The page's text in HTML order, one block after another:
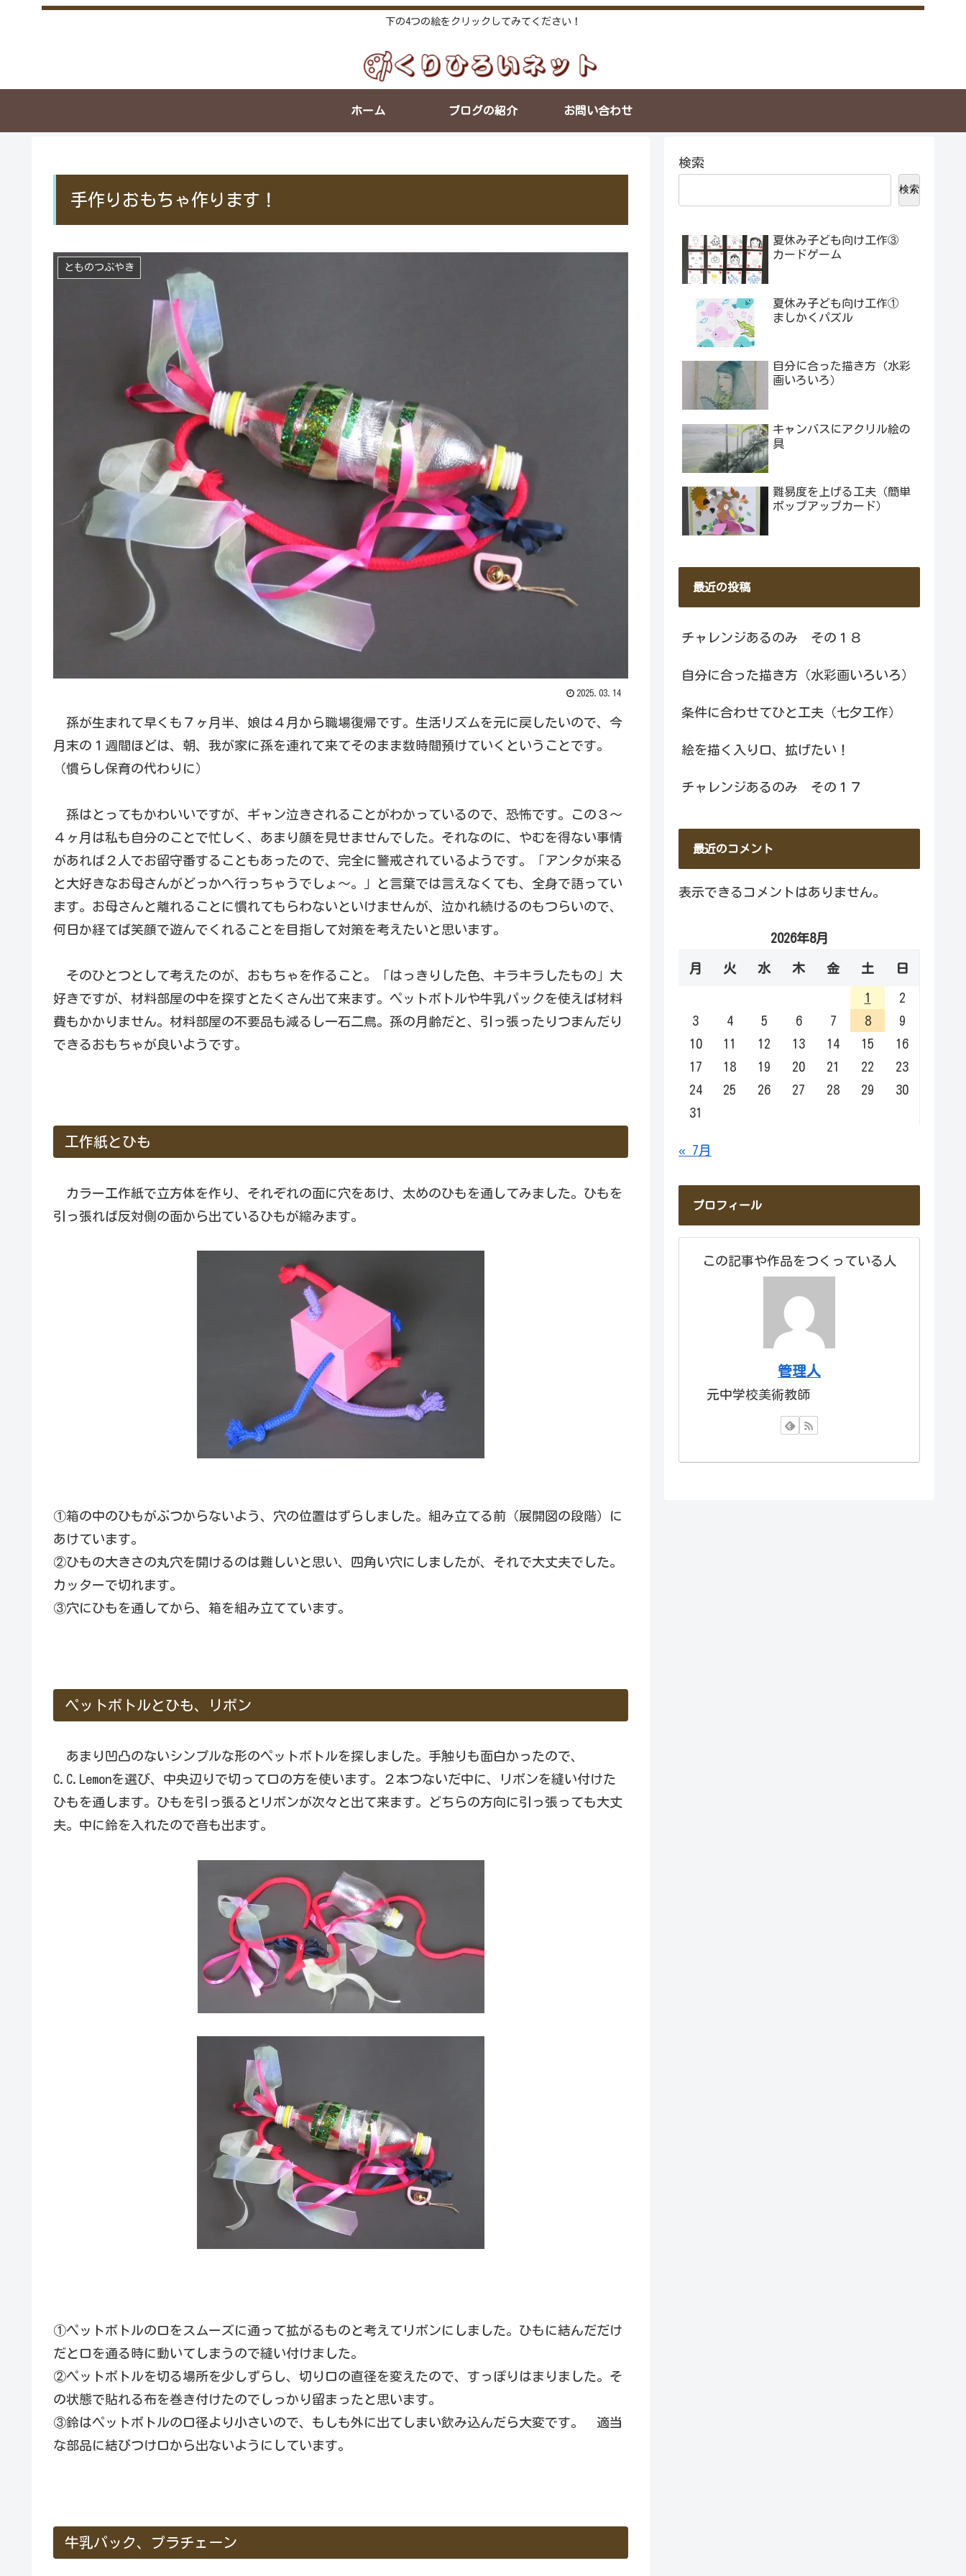
下の4つの絵をクリックしてみてください！
ホーム ブログの紹介 お問い合わせ
手作りおもちゃ作ります！
とものつぶやき
2025.03.14
孫が生まれて早くも７ヶ月半、娘は４月から職場復帰です。生活リズムを元に戻したいので、今
月末の１週間ほどは、朝、我が家に孫を連れて来てそのまま数時間預けていくということです。
（慣らし保育の代わりに）
孫はとってもかわいいですが、ギャン泣きされることがわかっているので、恐怖です。この３～
４ヶ月は私も自分のことで忙しく、あまり顔を見せませんでした。それなのに、やむを得ない事情
があれば２人でお留守番することもあったので、完全に警戒されているようです。「アンタが来る
と大好きなお母さんがどっかへ行っちゃうでしょ～。」と言葉では言えなくても、全身で語ってい
ます。お母さんと離れることに慣れてもらわないといけませんが、泣かれ続けるのもつらいので、
何日か経てば笑顔で遊んでくれることを目指して対策を考えたいと思います。
そのひとつとして考えたのが、おもちゃを作ること。「はっきりした色、キラキラしたもの」大
好きですが、材料部屋の中を探すとたくさん出て来ます。ペットボトルや牛乳パックを使えば材料
費もかかりません。材料部屋の不要品も減るし一石二鳥。孫の月齢だと、引っ張ったりつまんだり
できるおもちゃが良いようです。
工作紙とひも
カラー工作紙で立方体を作り、それぞれの面に穴をあけ、太めのひもを通してみました。ひもを
引っ張れば反対側の面から出ているひもが縮みます。
①箱の中のひもがぶつからないよう、穴の位置はずらしました。組み立てる前（展開図の段階）に
あけています。
②ひもの大きさの丸穴を開けるのは難しいと思い、四角い穴にしましたが、それで大丈夫でした。
カッターで切れます。
③穴にひもを通してから、箱を組み立てています。
ペットボトルとひも、リボン
あまり凹凸のないシンプルな形のペットボトルを探しました。手触りも面白かったので、
C.C.Lemonを選び、中央辺りで切って口の方を使います。２本つないだ中に、リボンを縫い付けた
ひもを通します。ひもを引っ張るとリボンが次々と出て来ます。どちらの方向に引っ張っても大丈
夫。中に鈴を入れたので音も出ます。
①ペットボトルの口をスムーズに通って拡がるものと考えてリボンにしました。ひもに結んだだけ
だと口を通る時に動いてしまうので縫い付けました。
②ペットボトルを切る場所を少しずらし、切り口の直径を変えたので、すっぽりはまりました。そ
の状態で貼れる布を巻き付けたのでしっかり留まったと思います。
③鈴はペットボトルの口径より小さいので、もしも外に出てしまい飲み込んだら大変です。 適当
な部品に結びつけ口から出ないようにしています。
牛乳パック、プラチェーン
検索
検索
夏休み子ども向け工作③
カードゲーム
夏休み子ども向け工作①
ましかくパズル
自分に合った描き方（水彩
画いろいろ）
キャンバスにアクリル絵の
具
難易度を上げる工夫（簡単
ポップアップカード）
最近の投稿
チャレンジあるのみ その１８
自分に合った描き方（水彩画いろいろ）
条件に合わせてひと工夫（七夕工作）
絵を描く入り口、拡げたい！
チャレンジあるのみ その１７
最近のコメント
表示できるコメントはありません。
2026年8月
月 火 水 木 金 土 日
1
2
3
4 5 6 7 8
9
10
11 12 13 14 15
16
17
18 19 20 21 22
23
24
25 26 27 28 29
30
31
« 7月
プロフィール
この記事や作品をつくっている人
管理人
元中学校美術教師